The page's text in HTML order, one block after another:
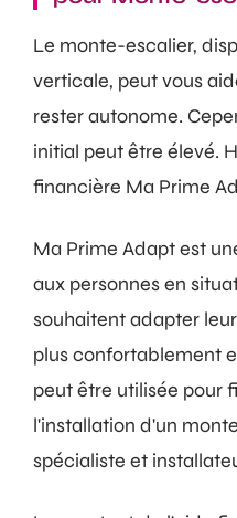
Le monte-escalier,
verticale, peut vous
rester autonome.
initial peut être élevé.
financière Ma Prime
Ma Prime Adapt est
aux personnes en
souhaitent adapter
plus confortablement
peut être utilisée pour
l'installation d'un
spécialiste et